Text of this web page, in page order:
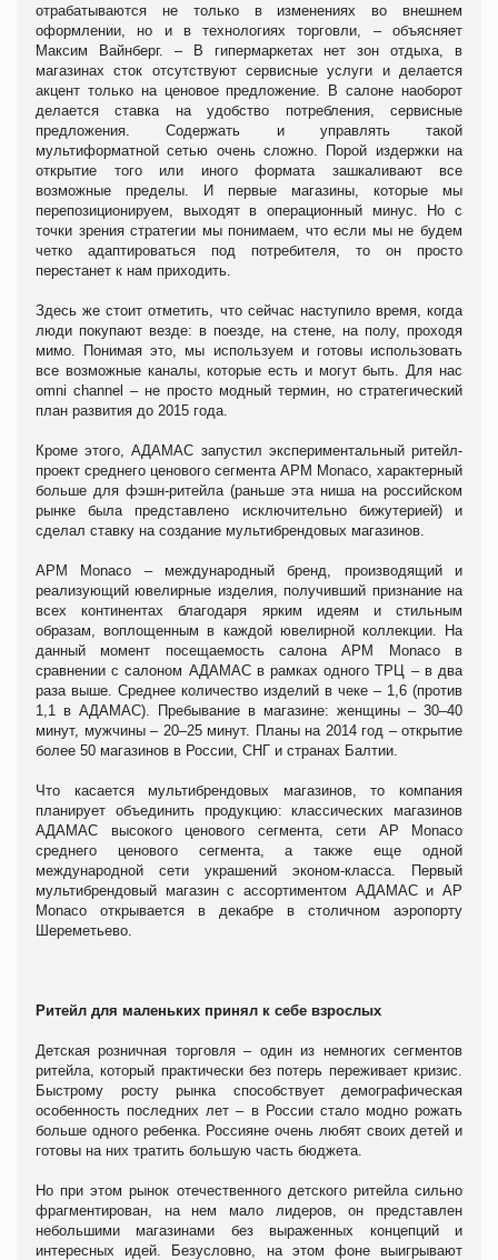
отрабатываются не только в изменениях во внешнем
оформлении, но и в технологиях торговли, – объясняет
Максим Вайнберг. – В гипермаркетах нет зон отдыха, в
магазинах сток отсутствуют сервисные услуги и делается
акцент только на ценовое предложение. В салоне наоборот
делается ставка на удобство потребления, сервисные
предложения. Содержать и управлять такой
мультиформатной сетью очень сложно. Порой издержки на
открытие того или иного формата зашкаливают все
возможные пределы. И первые магазины, которые мы
перепозиционируем, выходят в операционный минус. Но с
точки зрения стратегии мы понимаем, что если мы не будем
четко адаптироваться под потребителя, то он просто
перестанет к нам приходить.
Здесь же стоит отметить, что сейчас наступило время, когда
люди покупают везде: в поезде, на стене, на полу, проходя
мимо. Понимая это, мы используем и готовы использовать
все возможные каналы, которые есть и могут быть. Для нас
оmni сhannel – не просто модный термин, но стратегический
план развития до 2015 года.
Кроме этого, АДАМАС запустил экспериментальный ритейл-
проект среднего ценового сегмента АРМ Monaco, характерный
больше для фэшн-ритейла (раньше эта ниша на российском
рынке была представлено исключительно бижутерией) и
сделал ставку на создание мультибрендовых магазинов.
АРМ Monaco – международный бренд, производящий и
реализующий ювелирные изделия, получивший признание на
всех континентах благодаря ярким идеям и стильным
образам, воплощенным в каждой ювелирной коллекции. На
данный момент посещаемость салона АРМ Monaco в
сравнении с салоном АДАМАС в рамках одного ТРЦ – в два
раза выше. Среднее количество изделий в чеке – 1,6 (против
1,1 в АДАМАС). Пребывание в магазине: женщины – 30–40
минут, мужчины – 20–25 минут. Планы на 2014 год – открытие
более 50 магазинов в России, СНГ и странах Балтии.
Что касается мультибрендовых магазинов, то компания
планирует объединить продукцию: классических магазинов
АДАМАС высокого ценового сегмента, сети AP Monaco
среднего ценового сегмента, а также еще одной
международной сети украшений эконом-класса. Первый
мультибрендовый магазин с ассортиментом АДАМАС и AP
Monaco открывается в декабре в столичном аэропорту
Шереметьево.
Ритейл для маленьких принял к себе взрослых
Детская розничная торговля – один из немногих сегментов
ритейла, который практически без потерь переживает кризис.
Быстрому росту рынка способствует демографическая
особенность последних лет – в России стало модно рожать
больше одного ребенка. Россияне очень любят своих детей и
готовы на них тратить большую часть бюджета.
Но при этом рынок отечественного детского ритейла сильно
фрагментирован, на нем мало лидеров, он представлен
небольшими магазинами без выраженных концепций и
интересных идей. Безусловно, на этом фоне выигрывают